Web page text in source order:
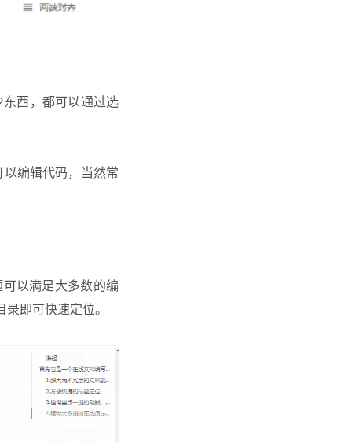
西，都可以通过选
编辑代码，当然常
以满足大多数的编
即可快速定位。